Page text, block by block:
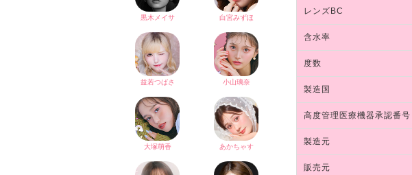
レンズBC
含水率
度数
製造国
高度管理医療機器承認番号
製造元
販売元